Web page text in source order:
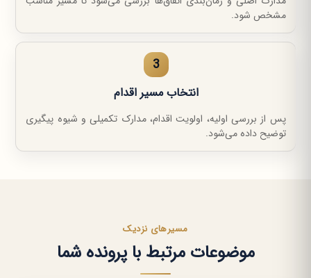
مشخص شود.
3
انتخاب مسیر اقدام
پس از بررسی اولیه، اولویت اقدام، مدارک تکمیلی و شیوه پیگیری
توضیح داده می‌شود.
مسیرهای نزدیک
موضوعات مرتبط با پرونده شما